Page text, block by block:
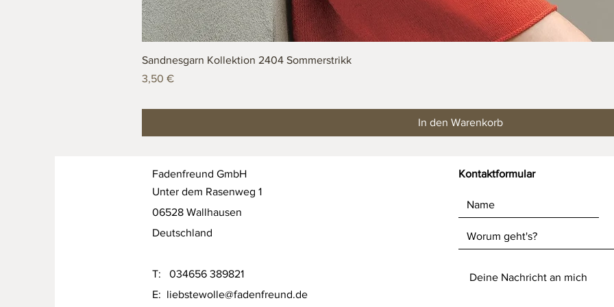
Sandnesgarn Kollektion 2404 Sommerstrikk
Preis
3,50 €
In den Warenkorb
Fadenfreund GmbH
Unter dem Rasenweg 1
06528 Wallhausen
Deutschland
T: 034656 389821
E: liebstewolle@fadenfreund.de
Kontaktformular